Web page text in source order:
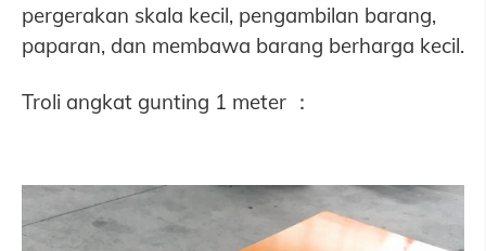
pergerakan skala kecil, pengambilan barang,
paparan, dan membawa barang berharga kecil.
Troli angkat gunting 1 meter ：